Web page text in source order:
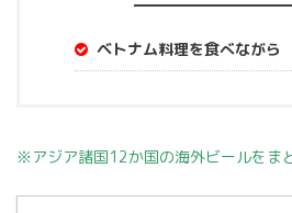
ベトナム料理を食べながら
※アジア諸国12か国の海外ビールをま